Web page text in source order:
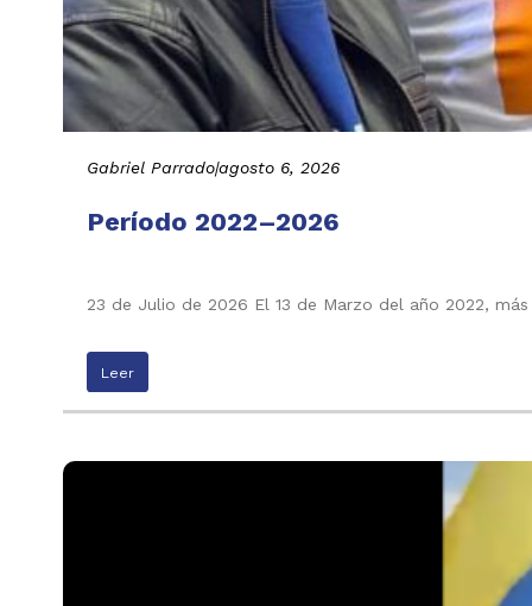
Gabriel Parrado|agosto 6, 2026
Período 2022–2026
23 de Julio de 2026 El 13 de Marzo del año 2022,
Leer